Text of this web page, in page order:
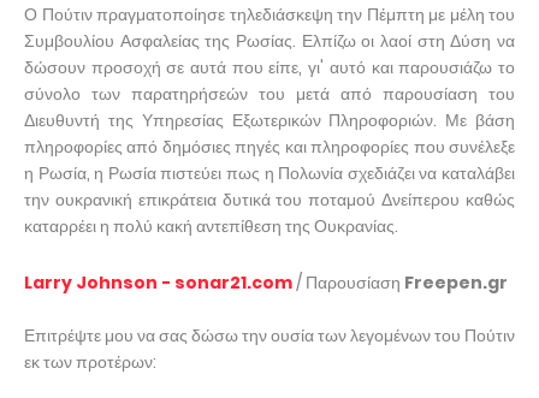
Ο Πούτιν πραγματοποίησε τηλεδιάσκεψη την Πέμπτη με μέλη του
Συμβουλίου Ασφαλείας της Ρωσίας. Ελπίζω οι λαοί στη Δύση να
δώσουν προσοχή σε αυτά που είπε, γι' αυτό και παρουσιάζω το
σύνολο των παρατηρήσεών του μετά από παρουσίαση του
Διευθυντή της Υπηρεσίας Εξωτερικών Πληροφοριών. Με βάση
πληροφορίες από δημόσιες πηγές και πληροφορίες που συνέλεξε
η Ρωσία, η Ρωσία πιστεύει πως η Πολωνία σχεδιάζει να καταλάβει
την ουκρανική επικράτεια δυτικά του ποταμού Δνείπερου καθώς
καταρρέει η πολύ κακή αντεπίθεση της Ουκρανίας.
Larry Johnson - sonar21.com/ Παρουσίαση Freepen.gr
Επιτρέψτε μου να σας δώσω την ουσία των λεγομένων του Πούτιν
εκ των προτέρων: